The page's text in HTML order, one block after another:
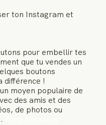
ton Instagram et
pour embellirtes
que tu vendes un
boutons
différence !
moyen populaire de
des amis et des
de photos ou